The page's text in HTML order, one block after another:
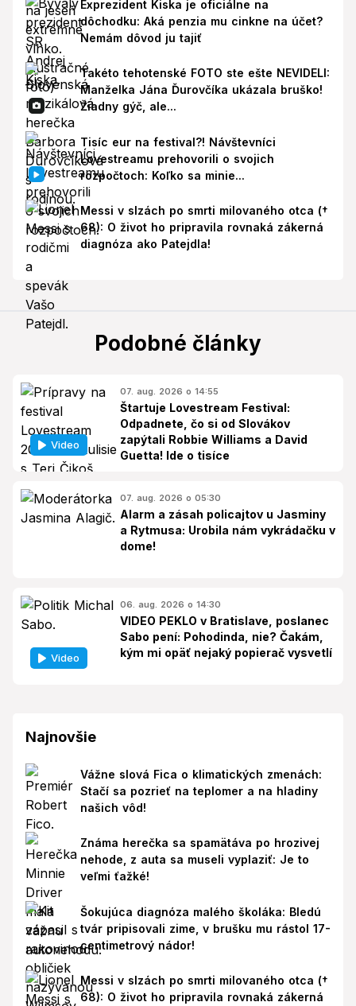
Exprezident Kiska je oficiálne na
dôchodku: Aká penzia mu cinkne na účet?
Nemám dôvod ju tajiť
Takéto tehotenské FOTO ste ešte NEVIDELI:
Manželka Jána Ďurovčíka ukázala bruško!
Žiadny gýč, ale...
Tisíc eur na festival?! Návštevníci
Lovestreamu prehovorili o svojich
rozpočtoch: Koľko sa minie...
Messi v slzách po smrti milovaného otca (†
68): O život ho pripravila rovnaká zákerná
diagnóza ako Patejdla!
Podobné články
Video
07. aug. 2026 o 14:55
Štartuje Lovestream Festival:
Odpadnete, čo si od Slovákov
zapýtali Robbie Williams a David
Guetta! Ide o tisíce
07. aug. 2026 o 05:30
Alarm a zásah policajtov u Jasminy
a Rytmusa: Urobila nám vykrádačku v
dome!
Video
06. aug. 2026 o 14:30
VIDEO PEKLO v Bratislave, poslanec
Sabo pení: Pohodinda, nie? Čakám,
kým mi opäť nejaký popierač vysvetlí
Najnovšie
Vážne slová Fica o klimatických zmenách:
Stačí sa pozrieť na teplomer a na hladiny
našich vôd!
Známa herečka sa spamätáva po hrozivej
nehode, z auta sa museli vyplaziť: Je to
veľmi ťažké!
Šokujúca diagnóza malého školáka: Bledú
tvár pripisovali zime, v brušku mu rástol 17-
centimetrový nádor!
Messi v slzách po smrti milovaného otca (†
68): O život ho pripravila rovnaká zákerná